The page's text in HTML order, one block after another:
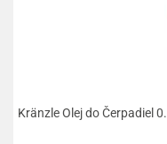
Kränzle Olej do Čerpadiel